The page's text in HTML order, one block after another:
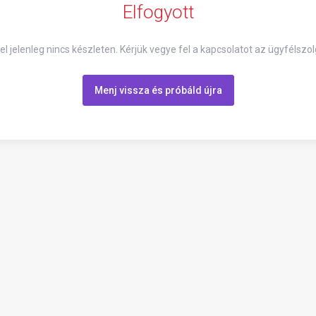
Elfogyott
jelenleg nincs készleten. Kérjük vegye fel a kapcsolatot az
Menj vissza és próbáld újra